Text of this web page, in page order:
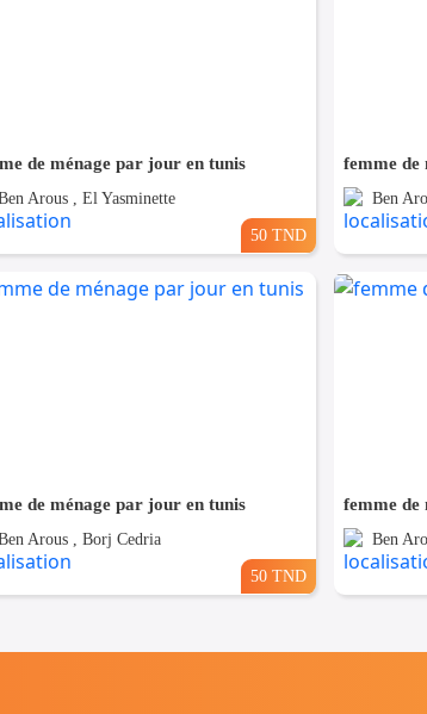
de ménage par jour en tunis
Arous , El Yasminette
50 TND
femme de
Ben
de ménage par jour en tunis
Arous , Borj Cedria
50 TND
femme de
Ben